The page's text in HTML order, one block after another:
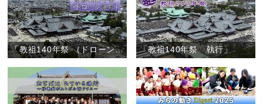
「教祖140年祭 （ドローン撮影）」 「教祖140年祭 執行」